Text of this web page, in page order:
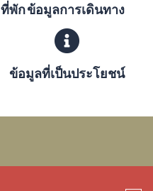
ที่พักข้อมูลการเดินทาง
ข้อมูลที่เป็นประโยชน์